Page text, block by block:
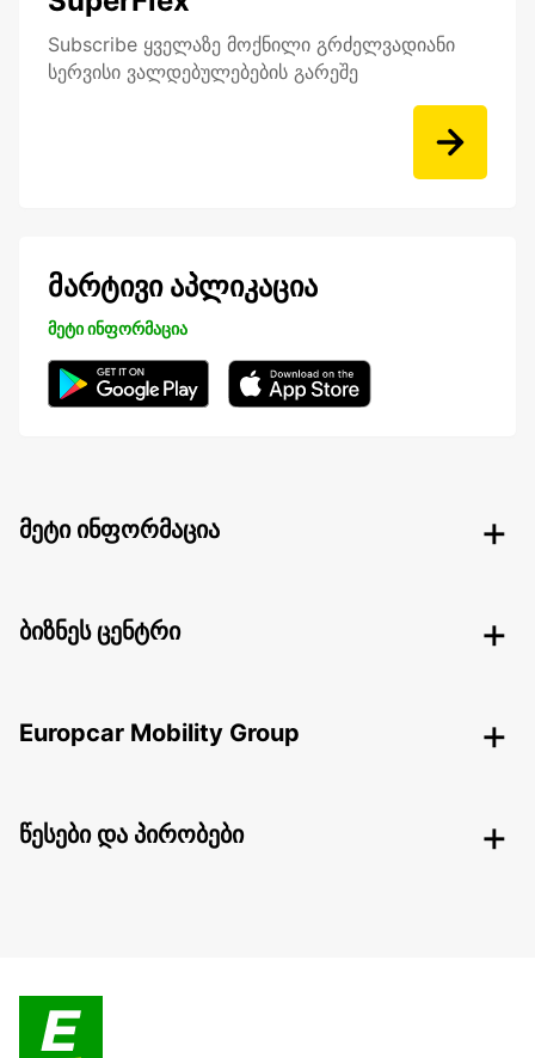
Subscribe ყველაზე მოქნილი გრძელვადიანი
სერვისი ვალდებულებების გარეშე
მარტივი აპლიკაცია
მეტი ინფორმაცია
მეტი ინფორმაცია
ბიზნეს ცენტრი
Europcar Mobility Group
წესები და პირობები